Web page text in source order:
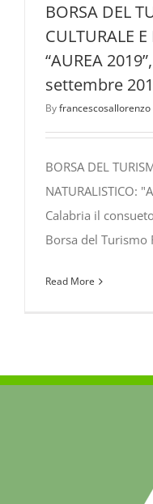
BORSA DEL
CULTURALE
“AUREA
settembre
Byfrancescosallorenzo
BORSA DEL
NATURALISTICO:
Calabria il
Borsa del Turismo
Read More